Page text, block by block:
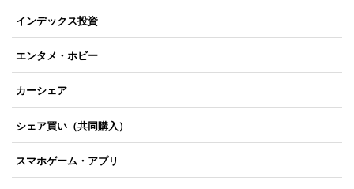
インデックス投資
エンタメ・ホビー
カーシェア
シェア買い（共同購入）
スマホゲーム・アプリ